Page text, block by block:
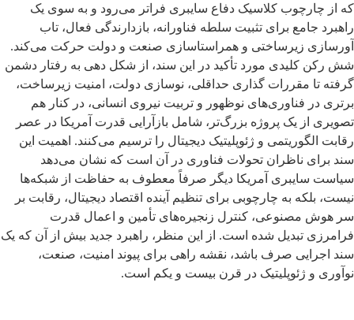
که از چارچوب کلاسیک دفاع سایبری فراتر می‌رود و به سوی یک
راهبرد جامع برای تثبیت سلطه فناورانه، بازدارندگی فعال، تاب
آورسازی زیرساختی و همراستاسازی صنعت و دولت حرکت می‌کند.
شش رکن کلیدی مورد تأکید در این سند، از شکل دهی به رفتار دشمن
گرفته تا مقررات گذاری حداقلی، نوسازی دولت، امنیت زیرساخت،
برتری در فناوری‌های نوظهور و تربیت نیروی انسانی، در کنار هم
تصویری از یک پروژه بزرگ‌تر، شامل بازآرایی قدرت آمریکا در عصر
رقابت الگوریتمی و ژئوپلیتیک دیجیتال را ترسیم می‌کنند. اهمیت این
سند برای ناظران تحولات فناوری در آن است که نشان می‌دهد
سیاست سایبری آمریکا دیگر صرفاً معطوف به حفاظت از شبکه‌ها
نیست، بلکه به چارچوبی برای تنظیم آینده اقتصاد دیجیتال، رقابت بر
سر هوش مصنوعی، کنترل زنجیره‌های تأمین و اعمال قدرت
فرامرزی تبدیل شده است. از این منظر، راهبرد جدید بیش از آن که یک
سند اجرایی صرف باشد، نقشه راهی برای پیوند امنیت، صنعت،
نوآوری و ژئوپلیتیک در قرن بیست و یکم است.